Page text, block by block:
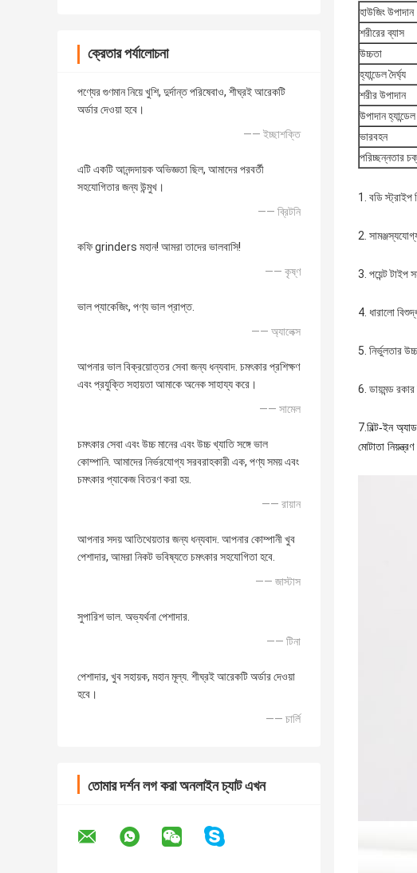
ক্রেতার পর্যালোচনা
পণ্যের গুণমান নিয়ে খুশি, দুর্দান্ত পরিষেবাও, শীঘ্রই আরেকটি
অর্ডার দেওয়া হবে।
—— ইচ্ছাশক্তি
এটি একটি আনন্দদায়ক অভিজ্ঞতা ছিল, আমাদের পরবর্তী
সহযোগিতার জন্য উন্মুখ।
—— ব্রিটনি
কফি grinders মহান! আমরা তাদের ভালবাসি!
—— কৃষ্ণ
ভাল প্যাকেজিং, পণ্য ভাল প্রাপ্ত.
—— অ্যালেক্স
আপনার ভাল বিক্রয়োত্তর সেবা জন্য ধন্যবাদ. চমৎকার প্রশিক্ষণ
এবং প্রযুক্তি সহায়তা আমাকে অনেক সাহায্য করে।
—— সামেল
চমৎকার সেবা এবং উচ্চ মানের এবং উচ্চ খ্যাতি সঙ্গে ভাল
কোম্পানি. আমাদের নির্ভরযোগ্য সরবরাহকারী এক, পণ্য সময় এবং
চমৎকার প্যাকেজ বিতরণ করা হয়.
—— রায়ান
আপনার সদয় আতিথেয়তার জন্য ধন্যবাদ. আপনার কোম্পানী খুব
পেশাদার, আমরা নিকট ভবিষ্যতে চমৎকার সহযোগিতা হবে.
—— জাস্টাস
সুপারিশ ভাল. অভ্যর্থনা পেশাদার.
—— টিনা
পেশাদার, খুব সহায়ক, মহান মূল্য. শীঘ্রই আরেকটি অর্ডার দেওয়া
হবে।
—— চার্লি
তোমার দর্শন লগ করা অনলাইন চ্যাট এখন
হাউজিং উপাদান
শরীরের ব্যাস
উচ্চতা
হ্যান্ডেল দৈর্ঘ্য
শরীর উপাদান
উপাদান হ্যান্ডেল
ভারবহন
পরিচ্ছন্নতার
1. বডি স্ট্রাইপ
2.
3. পয়েন্ট টাইপ
4. ধারালো
5. নির্ভুলতার
6. ডায়মন্ড
7.বিল্ট-ইন
মোটাতা